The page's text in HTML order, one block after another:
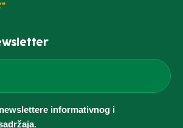
informativnog i